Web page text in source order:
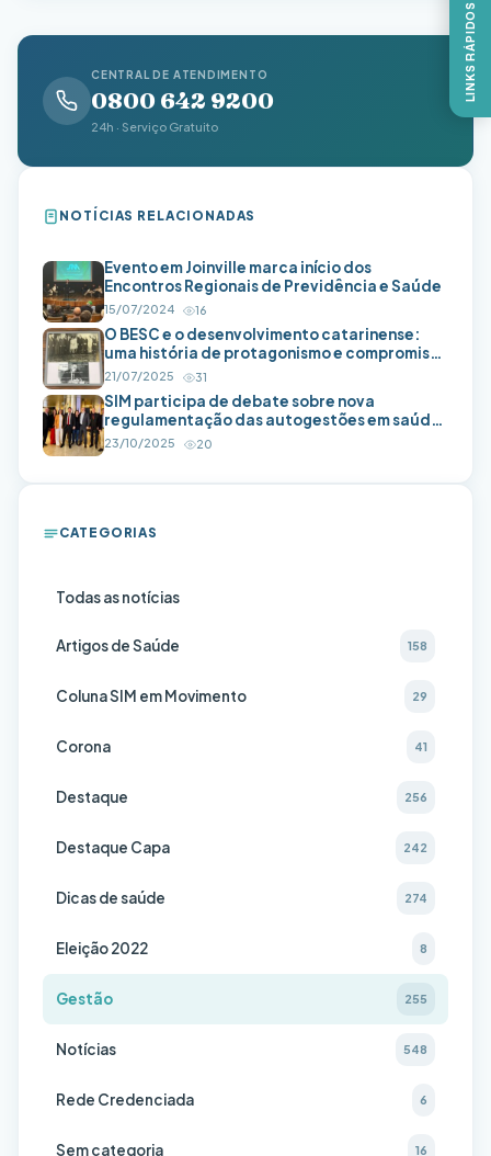
CENTRAL DE ATENDIMENTO
0800 642 9200
24h · Serviço Gratuito
NOTÍCIAS RELACIONADAS
Evento em Joinville marca início dos
Encontros Regionais de Previdência e Saúde
15/07/2024 16
O BESC e o desenvolvimento catarinense:
uma história de protagonismo e compromisso
público
21/07/2025 31
SIM participa de debate sobre nova
regulamentação das autogestões em saúde
em evento da OAB-MG
23/10/2025 20
CATEGORIAS
Todas as notícias
Artigos de Saúde 158
Coluna SIM em Movimento 29
Corona 41
Destaque 256
Destaque Capa 242
Dicas de saúde 274
Eleição 2022 8
Gestão 255
Notícias 548
Rede Credenciada 6
Sem categoria 16
LINKS RÁPIDOS